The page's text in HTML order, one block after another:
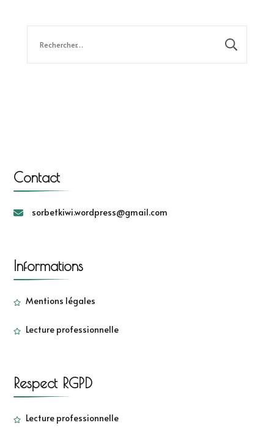
Contact
sorbetkiwi.wordpress@gmail.com
Informations
Mentions légales
Lecture professionnelle
Respect RGPD
Lecture professionnelle